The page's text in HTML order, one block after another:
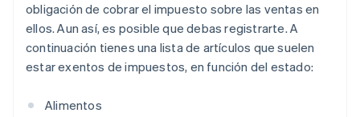
obligación de cobrar el impuesto sobre las ventas en
ellos. Aun así, es posible que debas registrarte. A
continuación tienes una lista de artículos que suelen
estar exentos de impuestos, en función del estado:
Alimentos